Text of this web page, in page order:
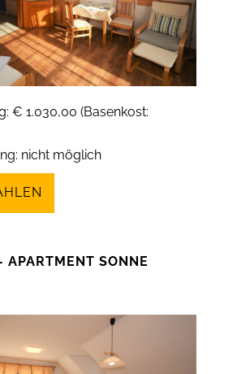
€ 1.030,00 (Basenkost:
nicht möglich
SONNE